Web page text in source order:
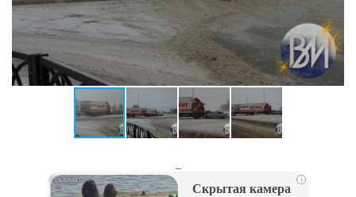
i
Скрытая камера